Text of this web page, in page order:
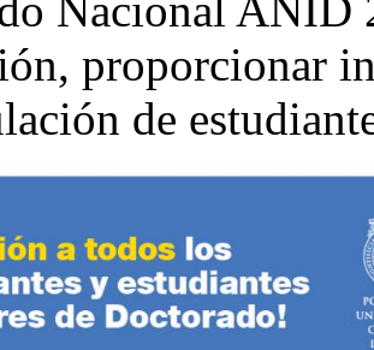
Nacional ANID
proporcionar
de